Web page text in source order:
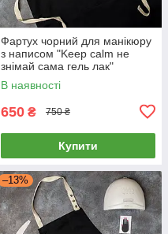
Фартух чорний для манікюру
з написом "Keep calm не
знімай сама гель лак"
В наявності
650 ₴ 750 ₴
Купити
–13%